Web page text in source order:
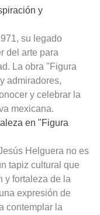
y
su legado
del arte para
La obra "Figura
admiradores,
y celebrar la
mexicana.
en "Figura
Helguera no es
tapiz cultural que
y fortaleza de la
expresión de
contemplar la